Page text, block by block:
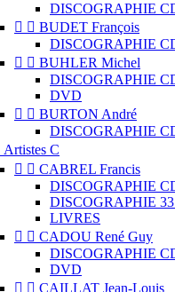
DISCOGRAPHIE
  BUDET François
DISCOGRAPHIE
  BUHLER Michel
DISCOGRAPHIE
DVD
  BURTON André
DISCOGRAPHIE
Artistes C
  CABREL Francis
DISCOGRAPHIE
DISCOGRAPHIE
LIVRES
  CADOU René Guy
DISCOGRAPHIE
DVD
  CAILLAT Jean-Louis